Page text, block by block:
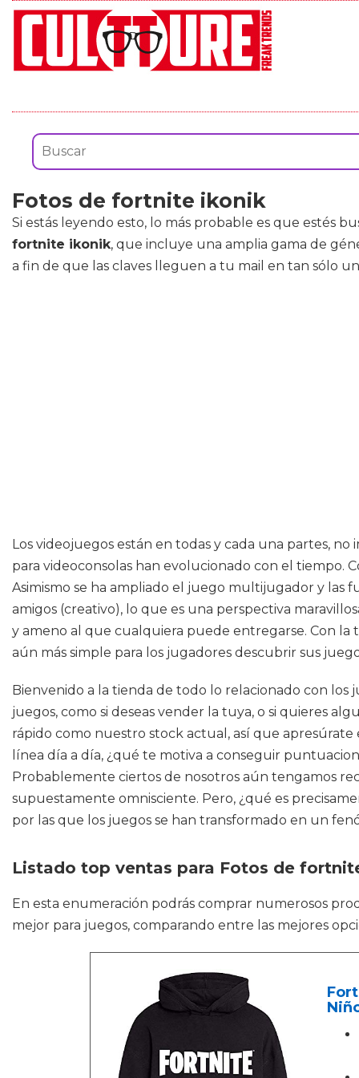
Fotos de fortnite ikonik
Si estás leyendo esto, lo más probable es que estés
fortnite ikonik, que incluye una amplia gama de
a fin de que las claves lleguen a tu mail en tan sólo
Los videojuegos están en todas y cada una partes,
para videoconsolas han evolucionado con el tiempo.
Asimismo se ha ampliado el juego multijugador y las
amigos (creativo), lo que es una perspectiva
y ameno al que cualquiera puede entregarse. Con
aún más simple para los jugadores descubrir sus
Bienvenido a la tienda de todo lo relacionado con los
juegos, como si deseas vender la tuya, o si quieres
rápido como nuestro stock actual, así que
línea día a día, ¿qué te motiva a conseguir
Probablemente ciertos de nosotros aún tengamos
supuestamente omnisciente. Pero, ¿qué es
por las que los juegos se han transformado en un
Listado top ventas para Fotos de
En esta enumeración podrás comprar numerosos
mejor para juegos, comparando entre las mejores